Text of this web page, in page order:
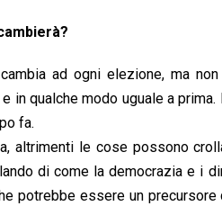
ad ogni elezione, ma
in qualche modo uguale a prima.
fa.
altrimenti le cose possono
di come la democrazia e i
potrebbe essere un precursore